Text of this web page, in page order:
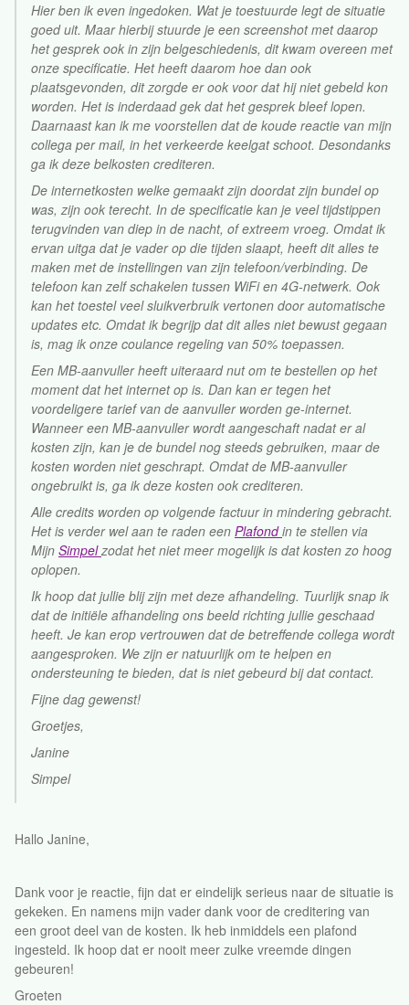
Hier ben ik even ingedoken. Wat je toestuurde legt de situatie
goed uit. Maar hierbij stuurde je een screenshot met daarop
het gesprek ook in zijn belgeschiedenis, dit kwam overeen met
onze specificatie. Het heeft daarom hoe dan ook
plaatsgevonden, dit zorgde er ook voor dat hij niet gebeld kon
worden. Het is inderdaad gek dat het gesprek bleef lopen.
Daarnaast kan ik me voorstellen dat de koude reactie van mijn
collega per mail, in het verkeerde keelgat schoot. Desondanks
ga ik deze belkosten crediteren.
De internetkosten welke gemaakt zijn doordat zijn bundel op
was, zijn ook terecht. In de specificatie kan je veel tijdstippen
terugvinden van diep in de nacht, of extreem vroeg. Omdat ik
ervan uitga dat je vader op die tijden slaapt, heeft dit alles te
maken met de instellingen van zijn telefoon/verbinding. De
telefoon kan zelf schakelen tussen WiFi en 4G-netwerk. Ook
kan het toestel veel sluikverbruik vertonen door automatische
updates etc. Omdat ik begrijp dat dit alles niet bewust gegaan
is, mag ik onze coulance regeling van 50% toepassen.
Een MB-aanvuller heeft uiteraard nut om te bestellen op het
moment dat het internet op is. Dan kan er tegen het
voordeligere tarief van de aanvuller worden ge-internet.
Wanneer een MB-aanvuller wordt aangeschaft nadat er al
kosten zijn, kan je de bundel nog steeds gebruiken, maar de
kosten worden niet geschrapt. Omdat de MB-aanvuller
ongebruikt is, ga ik deze kosten ook crediteren.
Alle credits worden op volgende factuur in mindering gebracht.
Het is verder wel aan te raden een Plafondin te stellen via
Mijn Simpelzodat het niet meer mogelijk is dat kosten zo hoog
oplopen.
Ik hoop dat jullie blij zijn met deze afhandeling. Tuurlijk snap ik
dat de initiële afhandeling ons beeld richting jullie geschaad
heeft. Je kan erop vertrouwen dat de betreffende collega wordt
aangesproken. We zijn er natuurlijk om te helpen en
ondersteuning te bieden, dat is niet gebeurd bij dat contact.
Fijne dag gewenst!
Groetjes,
Janine
Simpel
Hallo Janine,
Dank voor je reactie, fijn dat er eindelijk serieus naar de situatie is
gekeken. En namens mijn vader dank voor de creditering van
een groot deel van de kosten. Ik heb inmiddels een plafond
ingesteld. Ik hoop dat er nooit meer zulke vreemde dingen
gebeuren!
Groeten